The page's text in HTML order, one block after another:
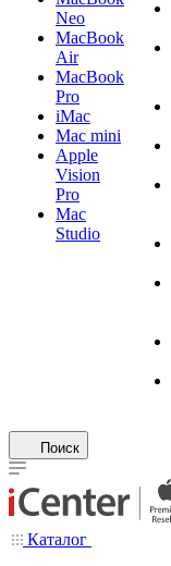
Neo
MacBook
Air
MacBook
Pro
iMac
Mac mini
Apple
Vision
Pro
Mac
Studio
Поиск
Каталог